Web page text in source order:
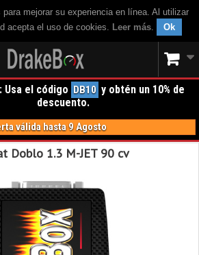
mejorar su experiencia en línea. Al utilizar
acepta el uso de cookies. Leer más. Ok
Usa el código DB10 y obtén un 10% de
descuento.
válida hasta 9 Agosto
Doblo 1.3 M-JET 90 cv